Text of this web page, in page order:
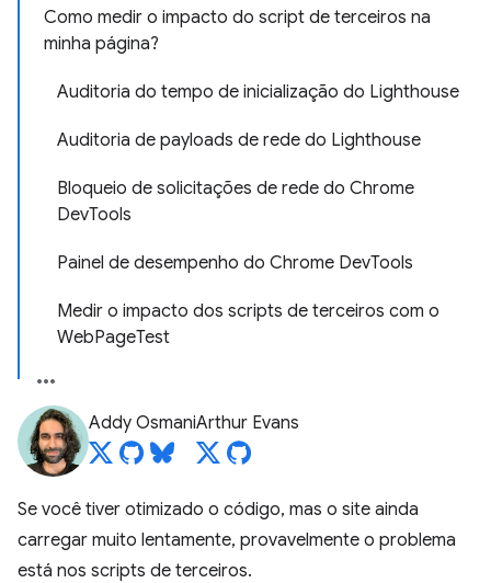
Como medir o impacto do script de terceiros na
minha página?
Auditoria do tempo de inicialização do Lighthouse
Auditoria de payloads de rede do Lighthouse
Bloqueio de solicitações de rede do Chrome
DevTools
Painel de desempenho do Chrome DevTools
Medir o impacto dos scripts de terceiros com o
WebPageTest
Addy OsmaniArthur Evans
Se você tiver otimizado o código, mas o site ainda
carregar muito lentamente, provavelmente o problema
está nos scripts de terceiros.